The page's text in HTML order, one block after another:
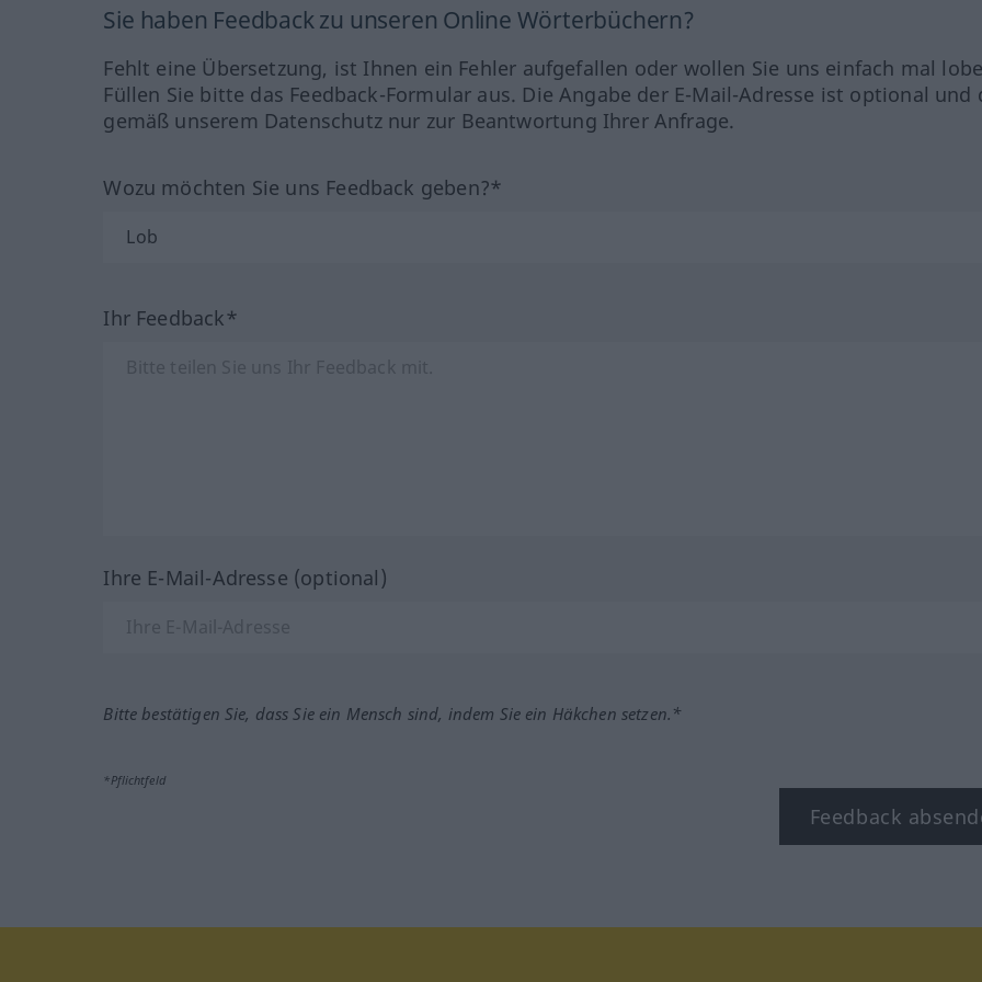
Sie haben Feedback zu unseren Online Wörterbüchern?
Fehlt eine Übersetzung, ist Ihnen ein Fehler aufgefallen oder wollen Sie uns einfach mal
Füllen Sie bitte das Feedback-Formular aus. Die Angabe der E-Mail-Adresse ist optional und
gemäß unserem Datenschutz nur zur Beantwortung Ihrer Anfrage.
Wozu möchten Sie uns Feedback geben?*
Ihr Feedback*
Ihre E-Mail-Adresse (optional)
Bitte bestätigen Sie, dass Sie ein Mensch sind, indem Sie ein Häkchen setzen.*
*Pflichtfeld
Feedback